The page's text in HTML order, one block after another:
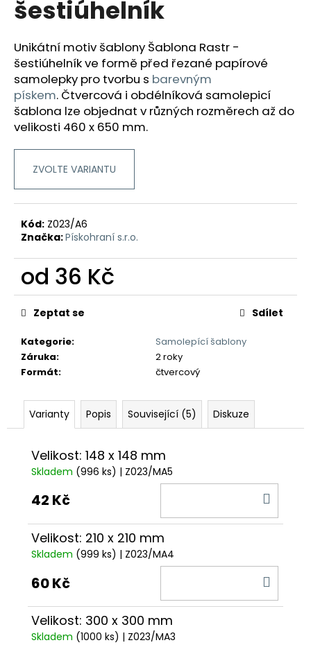
šestiúhelník
Unikátní motiv šablony Šablona Rastr -
šestiúhelník ve formě před řezané papírové
samolepky pro tvorbu s barevným
pískem. Čtvercová i obdélníková samolepicí
šablona lze objednat v různých rozměrech až do
velikosti 460 x 650 mm.
ZVOLTE VARIANTU
Kód: Z023/A6
Značka:Pískohraní s.r.o.
od 36 Kč
Měrná
cena:
Kategorie:
Samolepící šablony
Záruka:
2 roky
Formát: čtvercový
Zeptat se Sdílet
Varianty Popis Související (5) Diskuze
Velikost: 148 x 148 mm
Skladem (996 ks) | Z023/MA5
42 Kč
Velikost: 210 x 210 mm
Skladem (999 ks) | Z023/MA4
60 Kč
Velikost: 300 x 300 mm
Skladem (1000 ks) | Z023/MA3
a
í
t
?
D
o
u
č
e
m